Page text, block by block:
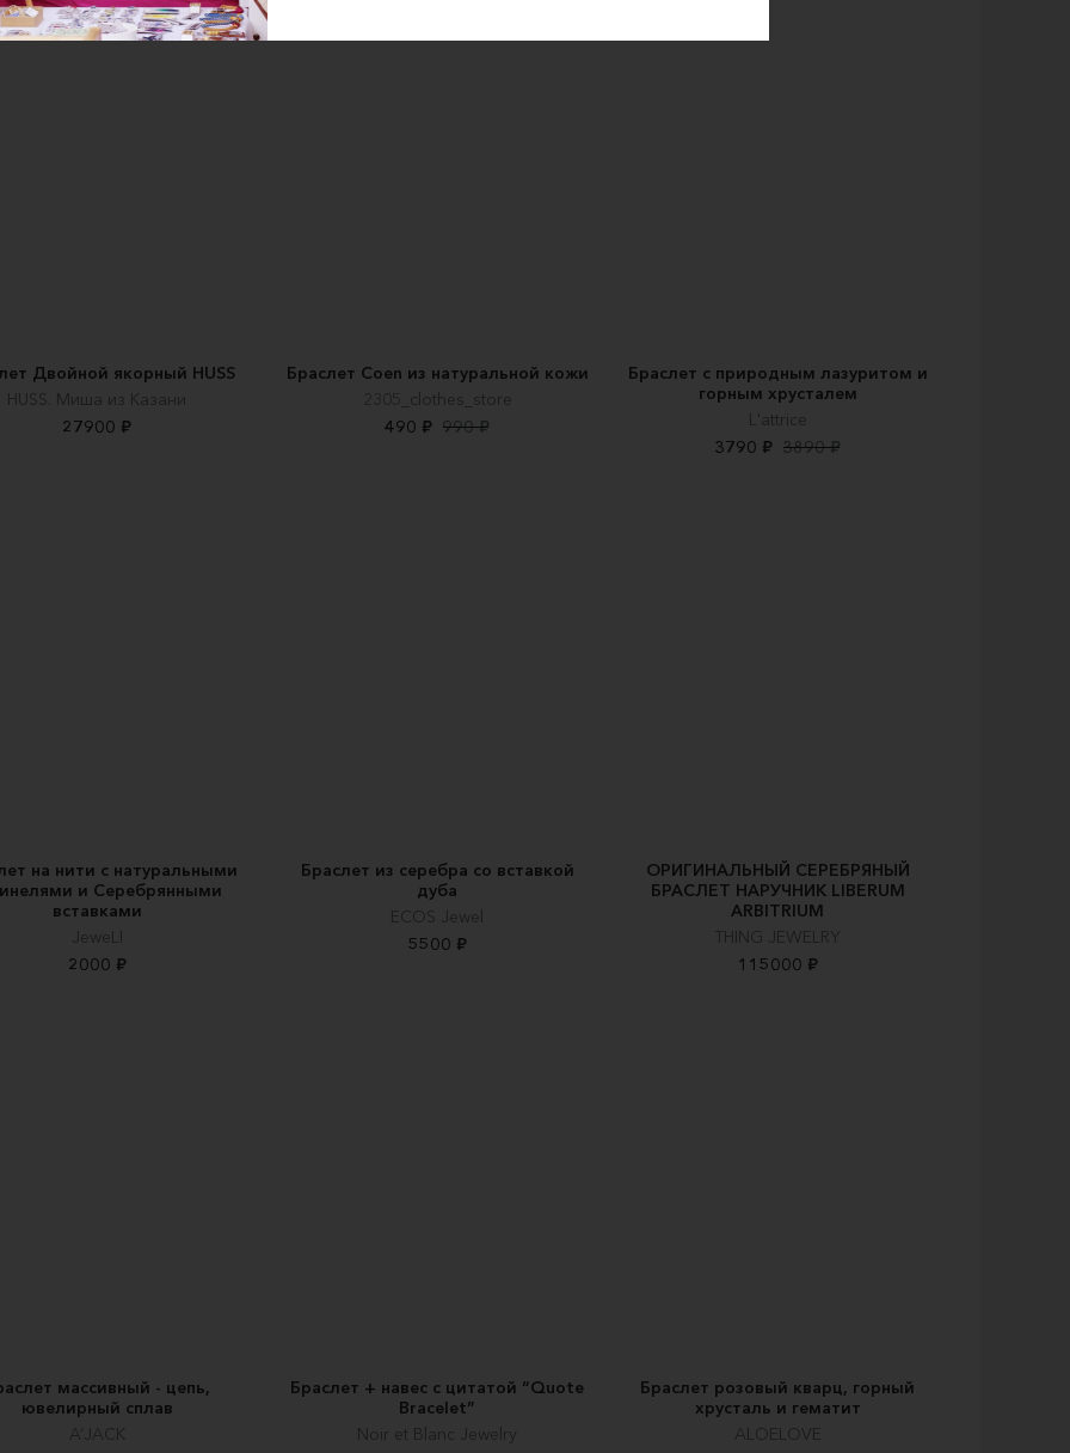
Двойной якорный HUSS
HUSS. Миша из Казани
27900 ₽
Браслет Coen из натуральной кожи
2305_clothes_store
490 ₽ 990 ₽
Браслет с природным лазуритом и
горным хрусталем
L'attrice
3790 ₽ 3890 ₽
на нити с натуральными
и Серебрянными
вставками
JeweLI
2000 ₽
Браслет из серебра со вставкой
дуба
ECOS Jewel
5500 ₽
ОРИГИНАЛЬНЫЙ СЕРЕБРЯНЫЙ
БРАСЛЕТ НАРУЧНИК LIBERUM
ARBITRIUM
THING JEWELRY
115000 ₽
массивный - цепь,
ювелирный сплав
A’JACK
Браслет + навес с цитатой “Quote
Bracelet”
Noir et Blanc Jewelry
Браслет розовый кварц, горный
хрусталь и гематит
ALOELOVE